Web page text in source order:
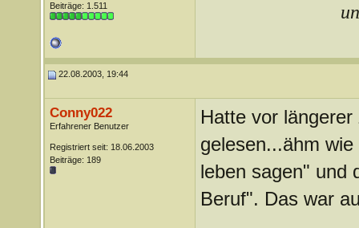
Beiträge: 1.511
22.08.2003, 19:44
Conny022
Erfahrener Benutzer
Registriert seit: 18.06.2003
Beiträge: 189
Hatte vor
gelesen...ähm
leben sagen" und
Beruf". Das war